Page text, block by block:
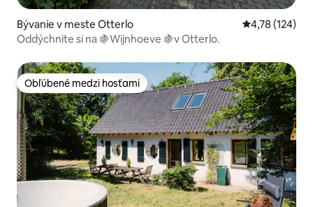
Bývanie v meste Otterlo Priemerné
4,78 (124)
Oddýchnite si na 🍇Wijnhoeve 🍇v Otterlo.
Obľúbené medzi hosťami
Obľúbené medzi hosťami